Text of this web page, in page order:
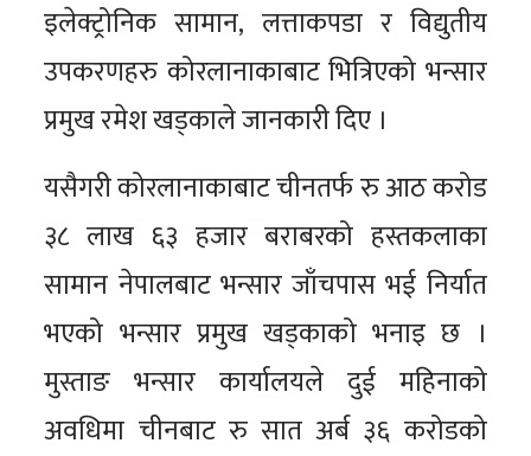
इलेक्ट्रोनिक सामान, लत्ताकपडा र विद्युतीय
उपकरणहरु कोरलानाकाबाट भित्रिएको भन्सार
प्रमुख रमेश खड्काले जानकारी दिए ।
यसैगरी कोरलानाकाबाट चीनतर्फ रु आठ करोड
३८ लाख ६३ हजार बराबरको हस्तकलाका
सामान नेपालबाट भन्सार जाँचपास भई निर्यात
भएको भन्सार प्रमुख खड्काको भनाइ छ ।
मुस्ताङ भन्सार कार्यालयले दुई महिनाको
अवधिमा चीनबाट रु सात अर्ब ३६ करोडको